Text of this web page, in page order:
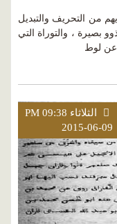
من التحريف والتبديل
بصيرة ، والتوراة التي
عن لوط
الثلاثاء PM 09:38
2015-06-09